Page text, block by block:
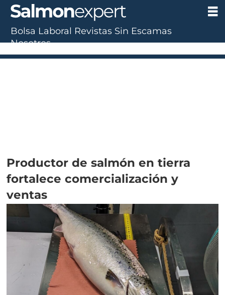
Productor de salmón en tierra
fortalece comercialización y
ventas
Bolsa Laboral Revistas Sin Escamas
Nosotros